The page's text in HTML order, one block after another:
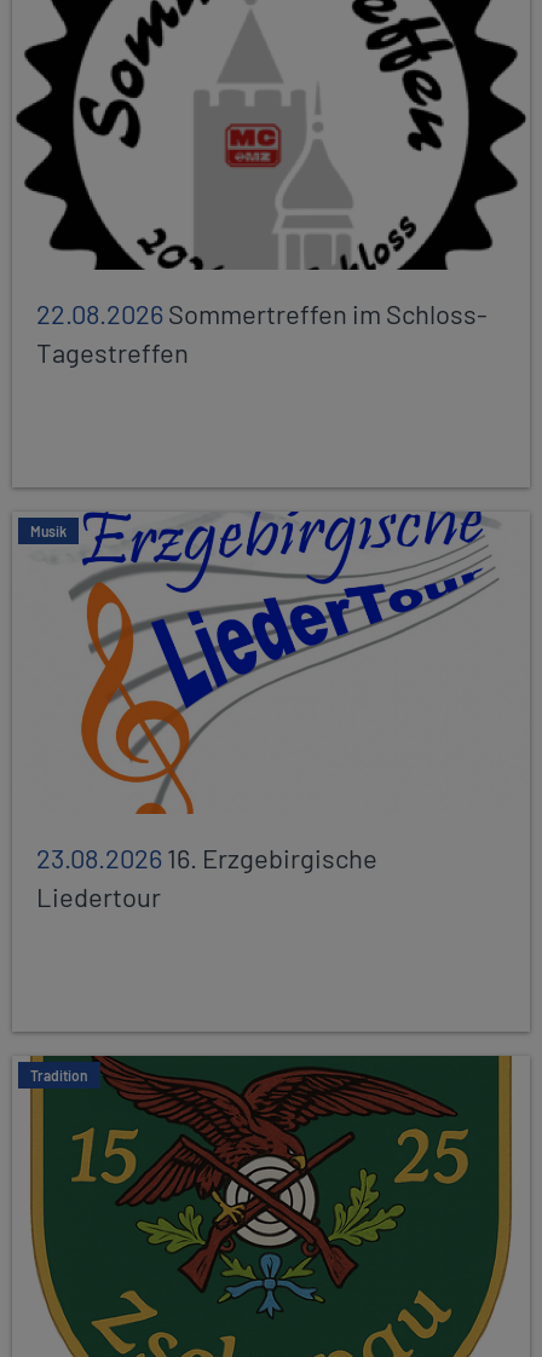
22.08.2026Sommertreffen im Schloss-
Tagestreffen
Musik
23.08.202616. Erzgebirgische
Liedertour
Tradition